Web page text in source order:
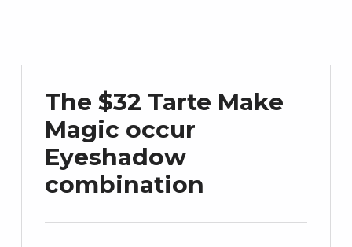
The $32 Tarte Make
Magic occur
Eyeshadow
combination